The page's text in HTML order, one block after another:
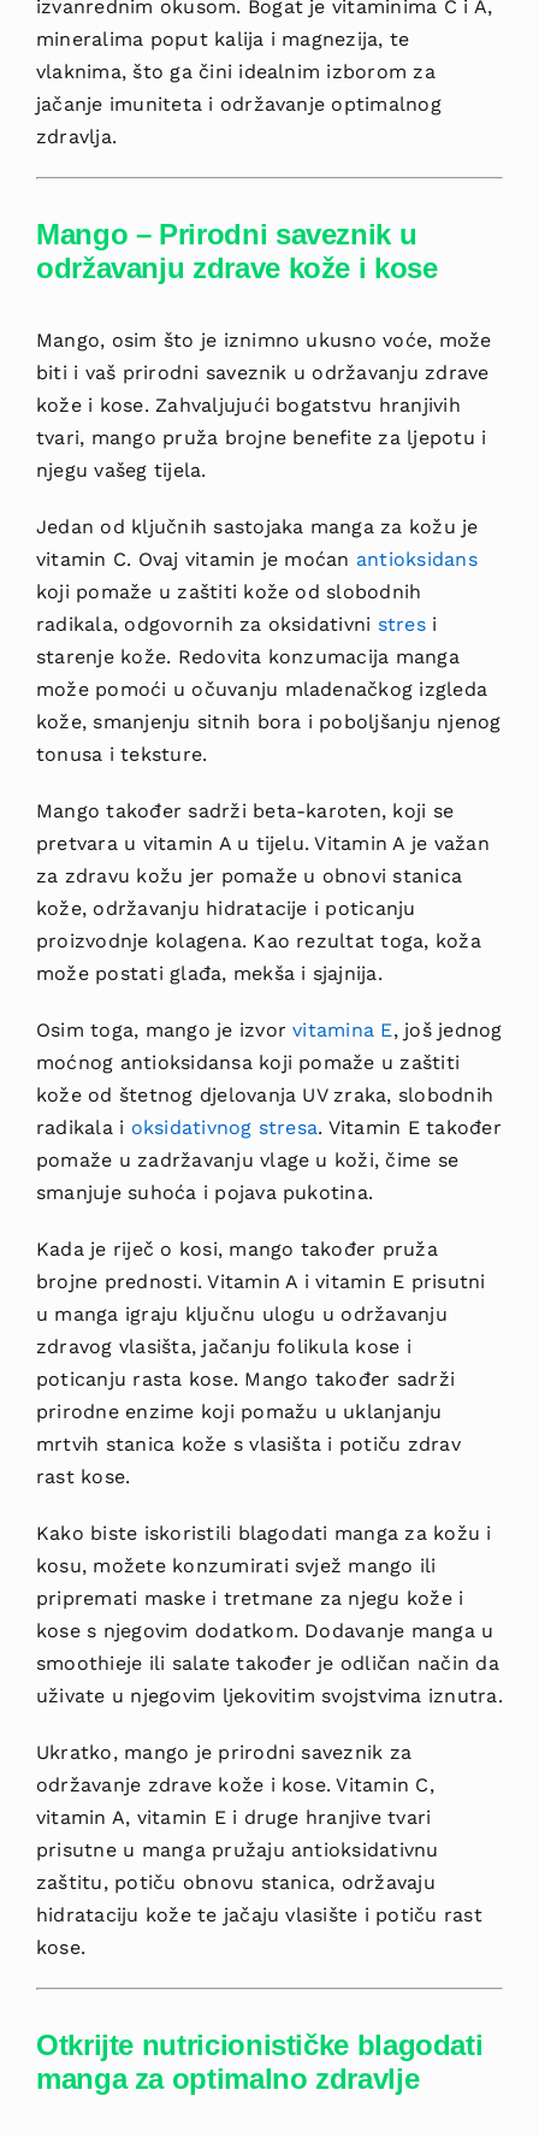
izvanrednim okusom. Bogat je vitaminima C i A,
mineralima poput kalija i magnezija, te
vlaknima, što ga čini idealnim izborom za
jačanje imuniteta i održavanje optimalnog
zdravlja.
Mango – Prirodni saveznik u
održavanju zdrave kože i kose
Mango, osim što je iznimno ukusno voće, može
biti i vaš prirodni saveznik u održavanju zdrave
kože i kose. Zahvaljujući bogatstvu hranjivih
tvari, mango pruža brojne benefite za ljepotu i
njegu vašeg tijela.
Jedan od ključnih sastojaka manga za kožu je
vitamin C. Ovaj vitamin je moćan antioksidans
koji pomaže u zaštiti kože od slobodnih
radikala, odgovornih za oksidativni stresi
starenje kože. Redovita konzumacija manga
može pomoći u očuvanju mladenačkog izgleda
kože, smanjenju sitnih bora i poboljšanju njenog
tonusa i teksture.
Mango također sadrži beta-karoten, koji se
pretvara u vitamin A u tijelu. Vitamin A je važan
za zdravu kožu jer pomaže u obnovi stanica
kože, održavanju hidratacije i poticanju
proizvodnje kolagena. Kao rezultat toga, koža
može postati glađa, mekša i sjajnija.
Osim toga, mango je izvorvitamina E, još jednog
moćnog antioksidansa koji pomaže u zaštiti
kože od štetnog djelovanja UV zraka, slobodnih
radikala i oksidativnog stresa. Vitamin E također
pomaže u zadržavanju vlage u koži, čime se
smanjuje suhoća i pojava pukotina.
Kada je riječ o kosi, mango također pruža
brojne prednosti. Vitamin A i vitamin E prisutni
u manga igraju ključnu ulogu u održavanju
zdravog vlasišta, jačanju folikula kose i
poticanju rasta kose. Mango također sadrži
prirodne enzime koji pomažu u uklanjanju
mrtvih stanica kože s vlasišta i potiču zdrav
rast kose.
Kako biste iskoristili blagodati manga za kožu i
kosu, možete konzumirati svjež mango ili
pripremati maske i tretmane za njegu kože i
kose s njegovim dodatkom. Dodavanje manga u
smoothieje ili salate također je odličan način da
uživate u njegovim ljekovitim svojstvima iznutra.
Ukratko, mango je prirodni saveznik za
održavanje zdrave kože i kose. Vitamin C,
vitamin A, vitamin E i druge hranjive tvari
prisutne u manga pružaju antioksidativnu
zaštitu, potiču obnovu stanica, održavaju
hidrataciju kože te jačaju vlasište i potiču rast
kose.
Otkrijte nutricionističke blagodati
manga za optimalno zdravlje